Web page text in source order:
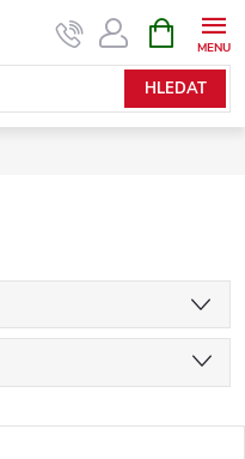
HLEDAT
NÁKUPNÍ
KOŠÍK